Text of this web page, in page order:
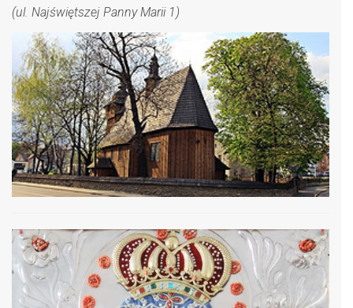
(ul. Najświętszej Panny Marii 1)